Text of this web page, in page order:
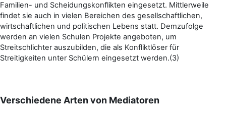
Familien- und Scheidungskonflikten eingesetzt. Mittlerweile
findet sie auch in vielen Bereichen des gesellschaftlichen,
wirtschaftlichen und politischen Lebens statt. Demzufolge
werden an vielen Schulen Projekte angeboten, um
Streitschlichter auszubilden, die als Konfliktlöser für
Streitigkeiten unter Schülern eingesetzt werden.(3)
Verschiedene Arten von Mediatoren